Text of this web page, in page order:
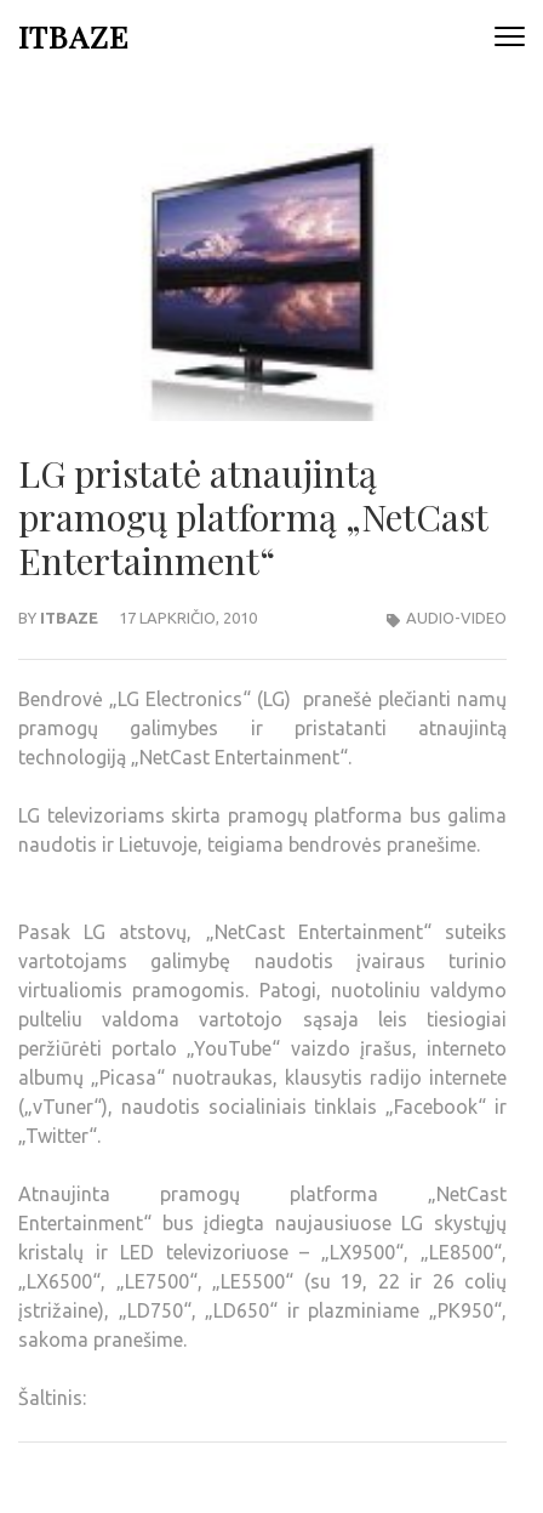
ITBAZE
LG pristatė atnaujintą
pramogų platformą „NetCast
Entertainment“
BY ITBAZE 17 LAPKRIČIO, 2010 AUDIO-VIDEO
Bendrovė „LG Electronics“ (LG) pranešė plečianti namų
pramogų galimybes ir pristatanti atnaujintą
technologiją „NetCast Entertainment“.
LG televizoriams skirta pramogų platforma bus galima
naudotis ir Lietuvoje, teigiama bendrovės pranešime.
Pasak LG atstovų, „NetCast Entertainment“ suteiks
vartotojams galimybę naudotis įvairaus turinio
virtualiomis pramogomis. Patogi, nuotoliniu valdymo
pulteliu valdoma vartotojo sąsaja leis tiesiogiai
peržiūrėti portalo „YouTube“ vaizdo įrašus, interneto
albumų „Picasa“ nuotraukas, klausytis radijo internete
(„vTuner“), naudotis socialiniais tinklais „Facebook“ ir
„Twitter“.
Atnaujinta pramogų platforma „NetCast
Entertainment“ bus įdiegta naujausiuose LG skystųjų
kristalų ir LED televizoriuose – „LX9500“, „LE8500“,
„LX6500“, „LE7500“, „LE5500“ (su 19, 22 ir 26 colių
įstrižaine), „LD750“, „LD650“ ir plazminiame „PK950“,
sakoma pranešime.
Šaltinis: